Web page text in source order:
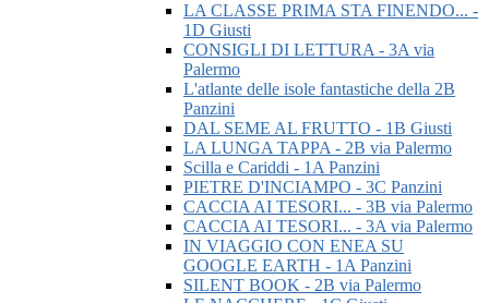
LA CLASSE PRIMA STA FINENDO... -
1D Giusti
CONSIGLI DI LETTURA - 3A via
Palermo
L'atlante delle isole fantastiche della 2B
Panzini
DAL SEME AL FRUTTO - 1B Giusti
LA LUNGA TAPPA - 2B via Palermo
Scilla e Cariddi - 1A Panzini
PIETRE D'INCIAMPO - 3C Panzini
CACCIA AI TESORI... - 3B via Palermo
CACCIA AI TESORI... - 3A via Palermo
IN VIAGGIO CON ENEA SU
GOOGLE EARTH - 1A Panzini
SILENT BOOK - 2B via Palermo